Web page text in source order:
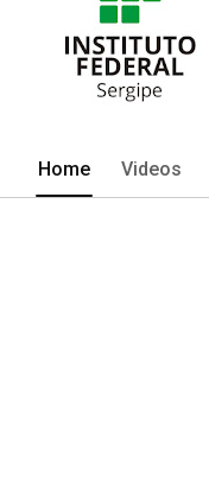
Home Videos